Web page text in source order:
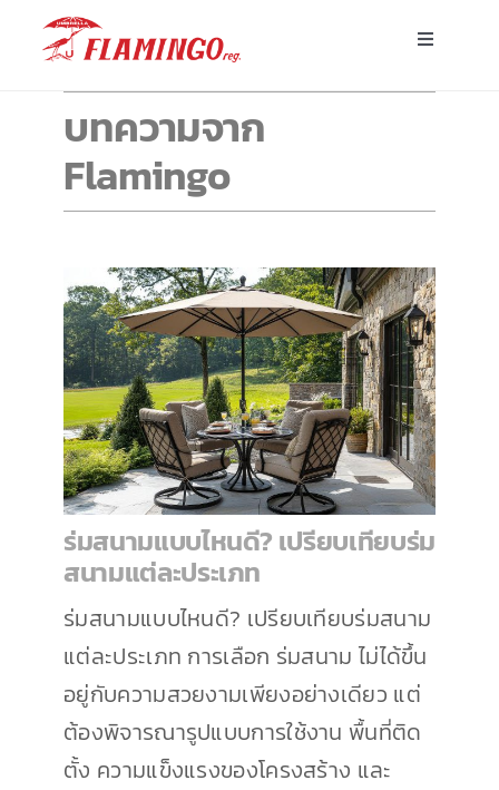
content
Toggle
หน้าแรก
ร่มพร้อมส่ง
ร่มอื่นๆ
ขาตั้ง
บทความ
เกี่ยวกับเรา
ติดต่อเรา
บทความจาก
Flamingo
ร่มสนามแบบไหนดี? เปรียบเทียบร่ม
สนามแต่ละประเภท
ร่มสนามแบบไหนดี? เปรียบเทียบร่มสนาม
แต่ละประเภท การเลือก ร่มสนาม ไม่ได้ขึ้น
อยู่กับความสวยงามเพียงอย่างเดียว แต่
ต้องพิจารณารูปแบบการใช้งาน พื้นที่ติด
ตั้ง ความแข็งแรงของโครงสร้าง และ